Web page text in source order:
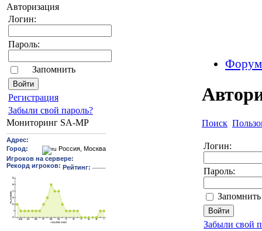
Авторизация
Логин:
Пароль:
Запомнить
Pегиcтрaция
Забыли свой пароль?
Мониторинг SA-MP
Форум
Поиск
Логин:
Пароль:
Забыли свой